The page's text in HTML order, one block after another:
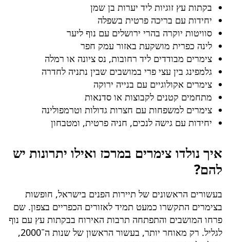
בקתות עץ זוגיות ליד יערות בן שמן
יחידות עם בריכה פרטית בשפלה
סוויטות יוקרה בהרי ירושלים עם נוף ליער
לינה כפרית מושקעת באזור עמק חפר
צימרים מבודדים ליד רחובות, נס ציונה או רמלה
גלמפינג בין עצי פרי במושבים שבין נתניה לחדרה
צימרים אקולוגיים עם בנייה ירוקה
מתחמים קטנים לקבוצות או סדנאות
צימרים למשפחות עם חצרות גדולות וטרמפולינה
יחידות עם גישה לנכים, חניה פרטית, ומטבחון
איך נולדו צימרים במרכז ואילו יתרונות יש
להם?
בעשורים הראשונים של תיירות הפנים בישראל, חופשות
בצימרים התקשרו כמעט תמיד לאזורים הכפריים בצפון. שם
פרחו המושבים והתפתחה תרבות האירוח בבקתות עץ עם נוף
לגליל. רק מאוחר יותר, בעשור הראשון של שנות ה־2000,